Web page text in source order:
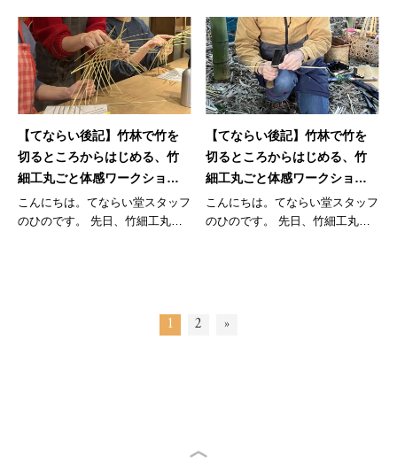
【てならい後記】竹林で竹を
切るところからはじめる、竹
細工丸ごと体感ワークショッ
プ。＜竹細工パート＞
こんにちは。てならい堂スタッフ
のひのです。 先日、竹細工丸ご
【てならい後記】竹林で竹を
切るところからはじめる、竹
細工丸ごと体感ワークショッ
プ。＜竹林パート＞
こんにちは。てならい堂スタッフ
のひのです。 先日、竹細工丸ご
1 2 »